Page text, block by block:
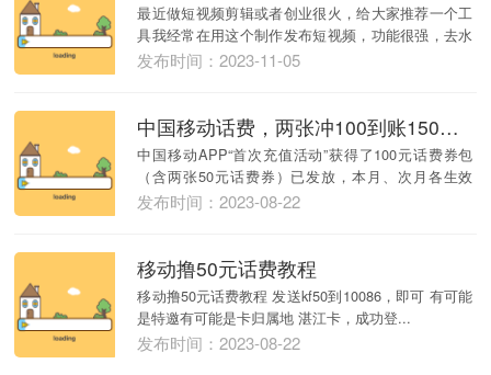
最近做短视频剪辑或者创业很火，给大家推荐一个工
具我经常在用这个制作发布短视频，功能很强，去水
印、剪辑...
发布时间：2023-11-05
中国移动话费，两张冲100到账150优惠券
中国移动APP“首次充值活动”获得了100元话费券包
（含两张50元话费券）已发放，本月、次月各生效
一...
发布时间：2023-08-22
移动撸50元话费教程
移动撸50元话费教程 发送kf50到10086，即可 有可能
是特邀有可能是卡归属地 湛江卡，成功登...
发布时间：2023-08-22